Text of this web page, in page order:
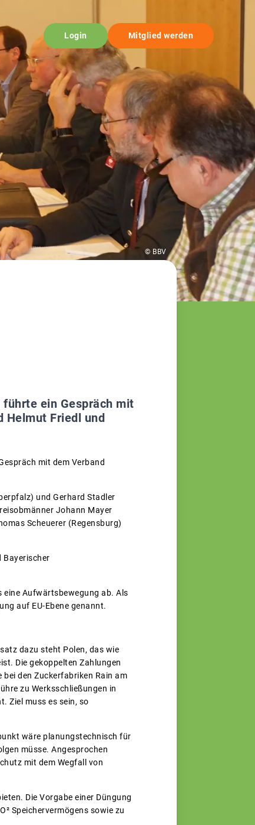
Login Mitglied werden
© BBV
führte ein Gespräch mit
Helmut Friedl und
mit dem Verband
und Gerhard Stadler
Johann Mayer
Scheuerer (Regensburg)
Bayerischer
eine Aufwärtsbewegung ab. Als
auf EU-Ebene genannt.
dazu steht Polen, das wie
Die gekoppelten Zahlungen
den Zuckerfabriken Rain am
zu Werksschließungen in
Ziel muss es sein, so
wäre planungstechnisch für
müsse. Angesprochen
mit dem Wegfall von
Die Vorgabe einer Düngung
Speichervermögens sowie zu